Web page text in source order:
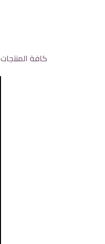
كافة المنتجات